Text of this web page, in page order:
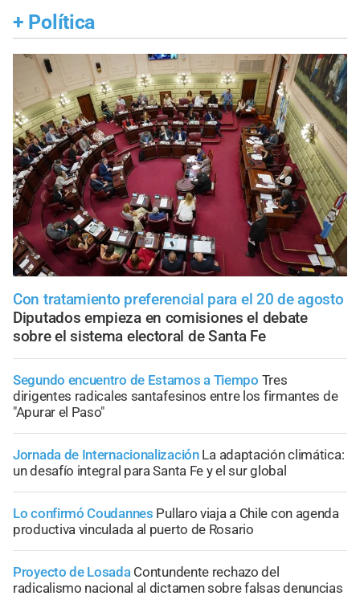
+ Política
Con tratamiento preferencial para el 20 de agosto
Diputados empieza en comisiones el debate
sobre el sistema electoral de Santa Fe
Segundo encuentro de Estamos a Tiempo Tres
dirigentes radicales santafesinos entre los firmantes de
"Apurar el Paso"
Jornada de Internacionalización La adaptación climática:
un desafío integral para Santa Fe y el sur global
Lo confirmó Coudannes Pullaro viaja a Chile con agenda
productiva vinculada al puerto de Rosario
Proyecto de Losada Contundente rechazo del
radicalismo nacional al dictamen sobre falsas denuncias